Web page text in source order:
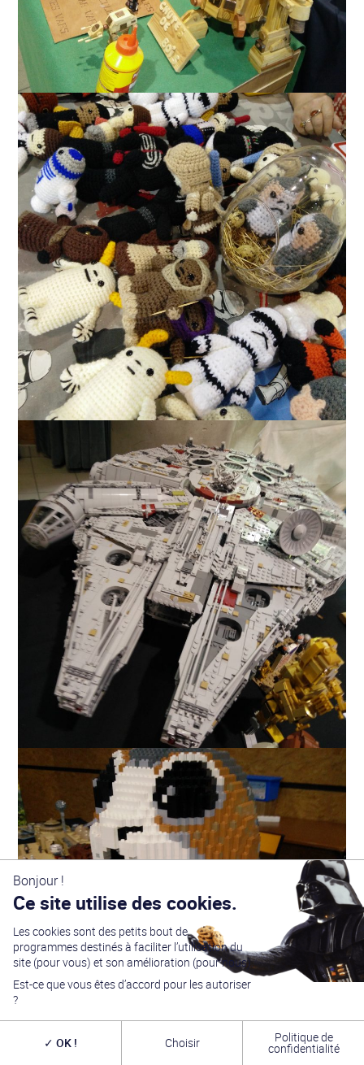
Bonjour !
Ce site utilise des cookies.
Les cookies sont des petits bout de
programmes destinés à faciliter l’utilisation du
site (pour vous) et son amélioration (pour nous).
Est-ce que vous êtes d’accord pour les autoriser
?
OK ! Choisir Politique de
confidentialité